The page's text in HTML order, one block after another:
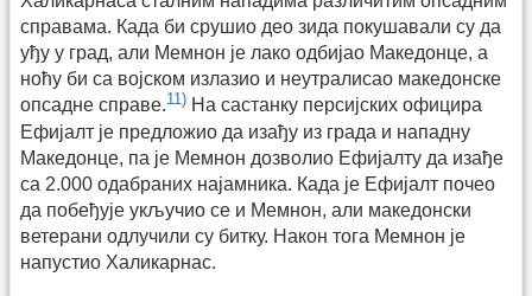
справама. Када би срушио део зида покушавали су да
уђу у град, али Мемнон је лако одбијао Македонце, а
ноћу би са војском излазио и неутралисао македонске
опсадне справе.11) На састанку персијских официра
Ефијалт је предложио да изађу из града и нападну
Македонце, па је Мемнон дозволио Ефијалту да изађе
са 2.000 одабраних најамника. Када је Ефијалт почео
да побеђује укључио се и Мемнон, али македонски
ветерани одлучили су битку. Након тога Мемнон је
напустио Халикарнас.